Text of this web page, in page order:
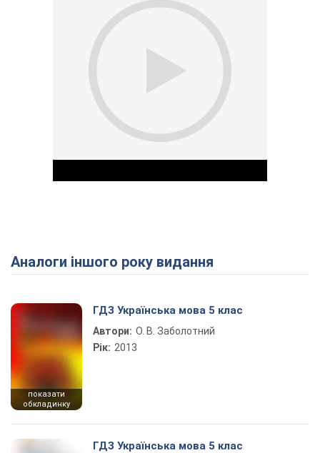
Play Video
Аналоги іншого року видання
показати
обкладинку
ГДЗ Українська мова 5 клас
Автори: О. В. Заболотний
Рік: 2013
ГДЗ Українська мова 5 клас